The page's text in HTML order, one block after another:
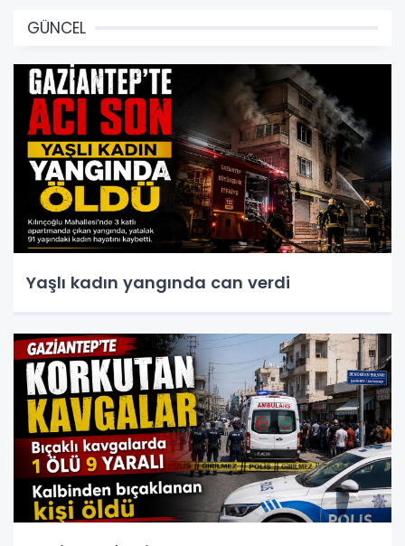
GÜNCEL
Yaşlı kadın yangında can verdi